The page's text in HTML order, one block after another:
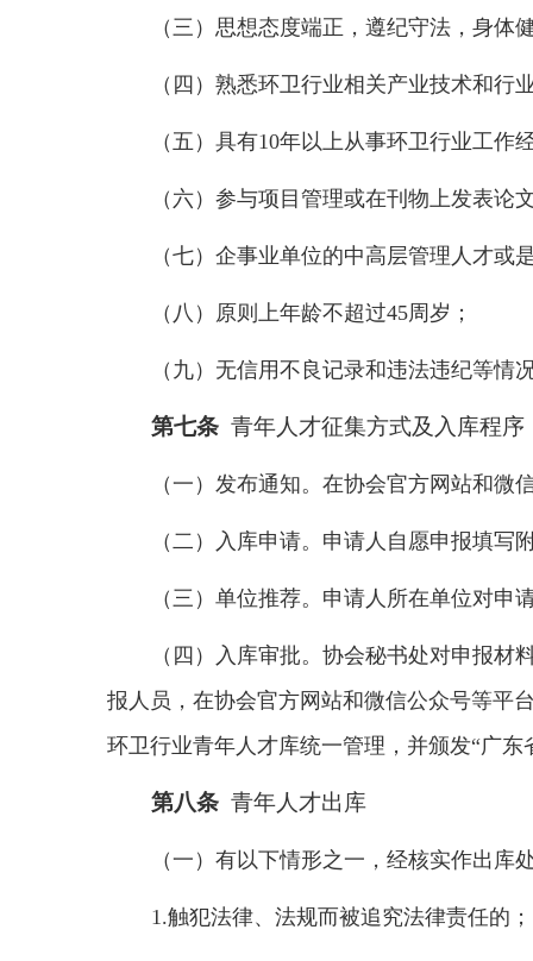
（三）思想态度端正，遵纪守法，身体
（四）熟悉环卫行业相关产业技术和行
（五）具有10年以上从事环卫行业工作
（六）参与项目管理或在刊物上发表论
（七）企事业单位的中高层管理人才
（八）原则上年龄不超过45周岁；
（九）无信用不良记录和违法违纪等情
第七条 青年人才征集方式及入库程序
（一）发布通知。在协会官方网站和
（二）入库申请。申请人自愿申报填
（三）单位推荐。申请人所在单位对
（四）入库审批。协会秘书处对申报
报人员，在协会官方网站和微信公众号等平
环卫行业青年人才库统一管理，并颁发“广
第八条 青年人才出库
（一）有以下情形之一，经核实作出库
1.触犯法律、法规而被追究法律责任的；